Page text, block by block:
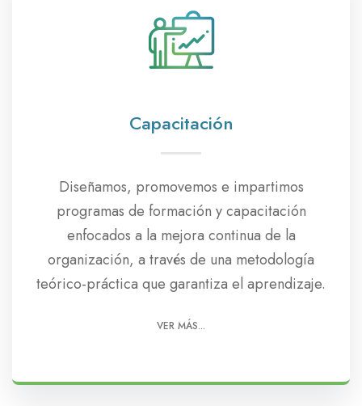
Capacitación
Diseñamos, promovemos e impartimos
programas de formación y capacitación
enfocados a la mejora continua de la
organización, a través de una metodología
teórico-práctica que garantiza el aprendizaje.
VER MÁS...